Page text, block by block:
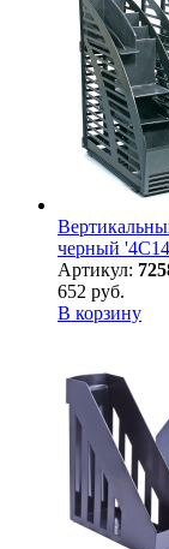
черный
Артикул:
652 руб.
В корзину